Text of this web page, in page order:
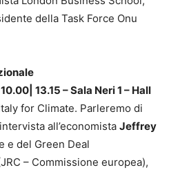
della Task Force Onu
13.15 – Sala Neri 1 – Hall
for Climate. Parleremo di
all’economista Jeffrey
e del Green Deal
– Commissione europea),